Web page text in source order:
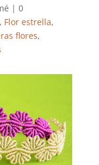
| 0
, Flor estrella,
flores,